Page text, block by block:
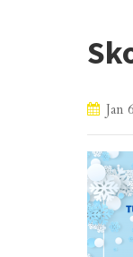
Jan 6